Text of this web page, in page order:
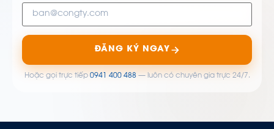
ĐĂNG KÝ NGAY
Hoặc gọi trực tiếp 0941 400 488— luôn có chuyên gia trực 24/7.